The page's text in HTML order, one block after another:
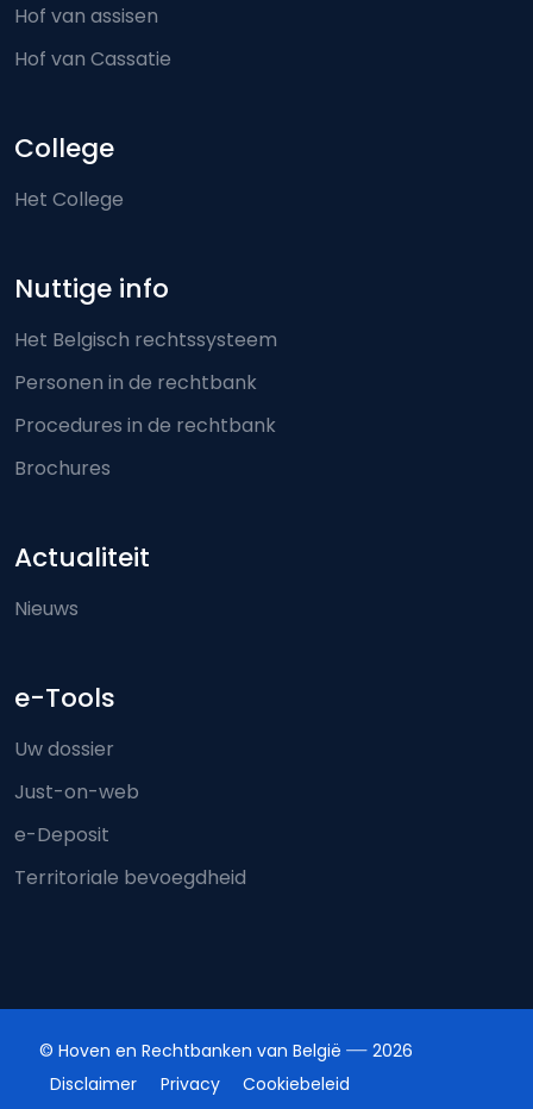
Hof van assisen
Hof van Cassatie
College
Het College
Nuttige info
Het Belgisch rechtssysteem
Personen in de rechtbank
Procedures in de rechtbank
Brochures
Actualiteit
Nieuws
e-Tools
Uw dossier
Just-on-web
e-Deposit
Territoriale bevoegdheid
© Hoven en Rechtbanken van België
2026
Disclaimer
Privacy
Cookiebeleid